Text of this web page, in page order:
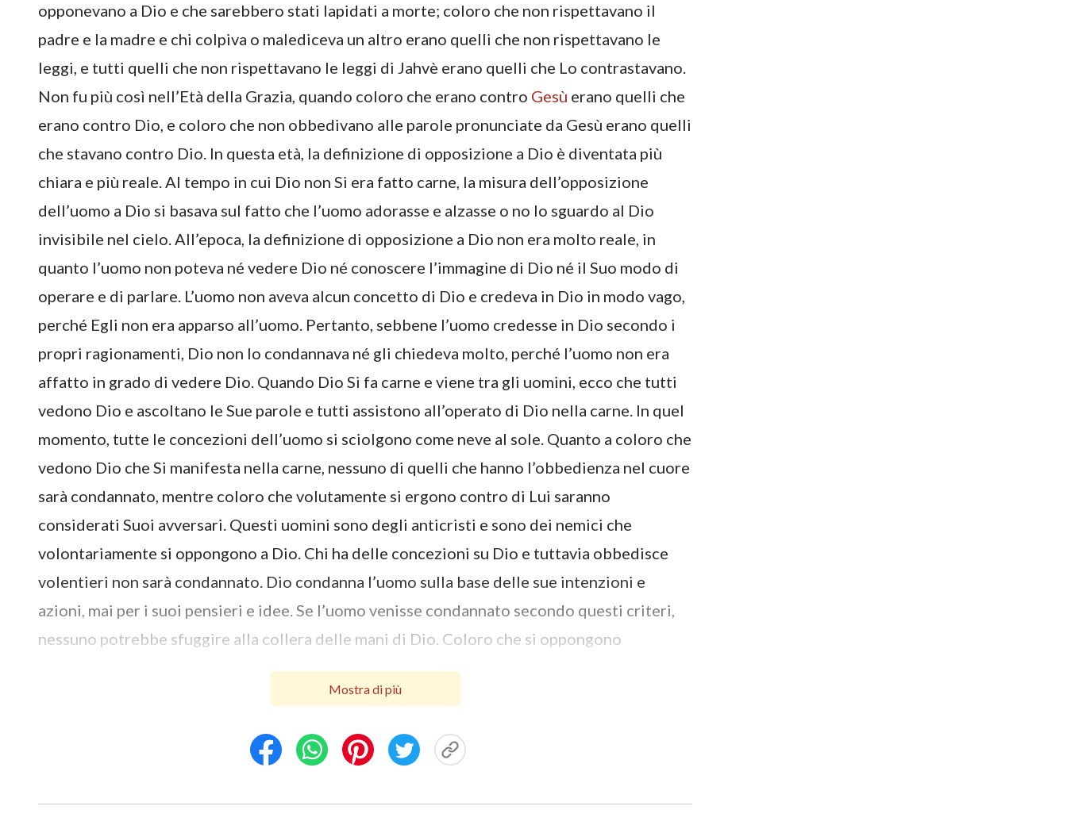
opponevano a Dio e che sarebbero stati lapidati a morte; coloro che non rispettavano il
padre e la madre e chi colpiva o malediceva un altro erano quelli che non rispettavano le
leggi, e tutti quelli che non rispettavano le leggi di Jahvè erano quelli che Lo contrastavano.
Non fu più così nell’Età della Grazia, quando coloro che erano contro Gesù erano quelli che
erano contro Dio, e coloro che non obbedivano alle parole pronunciate da Gesù erano quelli
che stavano contro Dio. In questa età, la definizione di opposizione a Dio è diventata più
chiara e più reale. Al tempo in cui Dio non Si era fatto carne, la misura dell’opposizione
dell’uomo a Dio si basava sul fatto che l’uomo adorasse e alzasse o no lo sguardo al Dio
invisibile nel cielo. All’epoca, la definizione di opposizione a Dio non era molto reale, in
quanto l’uomo non poteva né vedere Dio né conoscere l’immagine di Dio né il Suo modo di
operare e di parlare. L’uomo non aveva alcun concetto di Dio e credeva in Dio in modo vago,
perché Egli non era apparso all’uomo. Pertanto, sebbene l’uomo credesse in Dio secondo i
propri ragionamenti, Dio non lo condannava né gli chiedeva molto, perché l’uomo non era
affatto in grado di vedere Dio. Quando Dio Si fa carne e viene tra gli uomini, ecco che tutti
vedono Dio e ascoltano le Sue parole e tutti assistono all’operato di Dio nella carne. In quel
momento, tutte le concezioni dell’uomo si sciolgono come neve al sole. Quanto a coloro che
vedono Dio che Si manifesta nella carne, nessuno di quelli che hanno l’obbedienza nel cuore
sarà condannato, mentre coloro che volutamente si ergono contro di Lui saranno
considerati Suoi avversari. Questi uomini sono degli anticristi e sono dei nemici che
volontariamente si oppongono a Dio. Chi ha delle concezioni su Dio e tuttavia obbedisce
volentieri non sarà condannato. Dio condanna l’uomo sulla base delle sue intenzioni e
azioni, mai per i suoi pensieri e idee. Se l’uomo venisse condannato secondo questi criteri,
nessuno potrebbe sfuggire alla collera delle mani di Dio. Coloro che si oppongono
volontariamente al Dio incarnato, saranno puniti per la loro disobbedienza. La loro ostinata
opposizione a Dio deriva dalle loro concezioni su di Lui, che sono di ostacolo all’opera
nutrono delle concezioni riguardo a Dio, ma intralciano la Sua opera, ed è per questo motivo
l’opera di Dio deliberatamente non saranno condannati come peccatori, perché sono in
Mostra di più